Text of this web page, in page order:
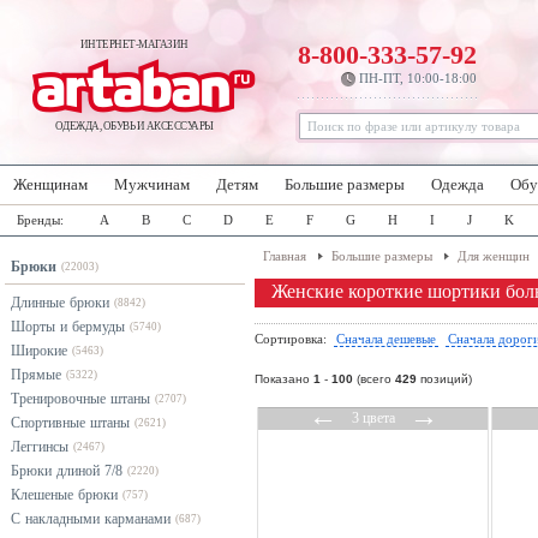
ИНТЕРНЕТ-МАГАЗИН
ОДЕЖДА, ОБУВЬ И АКСЕССУАРЫ
8-800-333-57-92
ПН-ПТ, 10:00-18:00
Женщинам Мужчинам Детям Большие размеры Одежда
Бренды: A B C D E F G H I J K
Брюки (22003)
Длинные брюки (8842)
Шорты и бермуды (5740)
Широкие (5463)
Прямые (5322)
Тренировочные штаны (2707)
Спортивные штаны (2621)
Леггинсы (2467)
Брюки длиной 7/8 (2220)
Клешеные брюки (757)
С накладными карманами (687)
Главная Большие размеры Для женщин
Женские короткие шортики
Сортировка: Сначала дешевые Сначала
Показано 1 - 100 (всего 429 позиций)
←3 цвета→